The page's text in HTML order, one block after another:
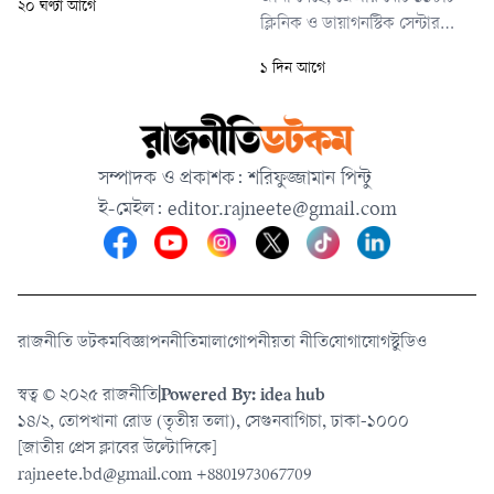
পণ্যবাহী একটি ট্রাক বাসটিকে
২০ ঘণ্টা আগে
ক্লিনিক ও ডায়াগনস্টিক সেন্টার
আছে ৯০টি। বিভিন্ন অনিয়ম ও
২৮টির মধ্যে কিছু সিলগালা করা
হয়েছে, আর কিছু প্রতিষ্ঠান নিজেরাই
কার্যক্রম বন্ধ করে দিয়েছে।
১ দিন আগে
সম্পাদক ও প্রকাশক: শরিফুজ্জামান পিন্টু
ই-মেইল: editor.rajneete@gmail.com
রাজনীতি ডটকমবিজ্ঞাপননীতিমালাগোপনীয়তা নীতিযোগাযোগস্টুডিও
স্বত্ব © ২০২৫ রাজনীতিPowered By: idea hub
১৪/২, তোপখানা রোড (তৃতীয় তলা), সেগুনবাগিচা, ঢাকা-১০০০
[জাতীয় প্রেস ক্লাবের উল্টোদিকে]
rajneete.bd@gmail.com +8801973067709